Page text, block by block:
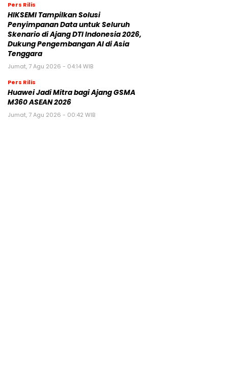
Pers Rilis
HIKSEMI Tampilkan Solusi
Penyimpanan Data untuk Seluruh
Skenario di Ajang DTI Indonesia 2026,
Dukung Pengembangan AI di Asia
Tenggara
Jumat, 7 Agu 2026 - 04:14 WIB
Pers Rilis
Huawei Jadi Mitra bagi Ajang GSMA
M360 ASEAN 2026
Jumat, 7 Agu 2026 - 00:42 WIB